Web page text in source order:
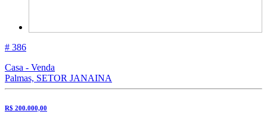
# 386
Casa - Venda
Palmas, SETOR JANAINA
R$ 200.000,00